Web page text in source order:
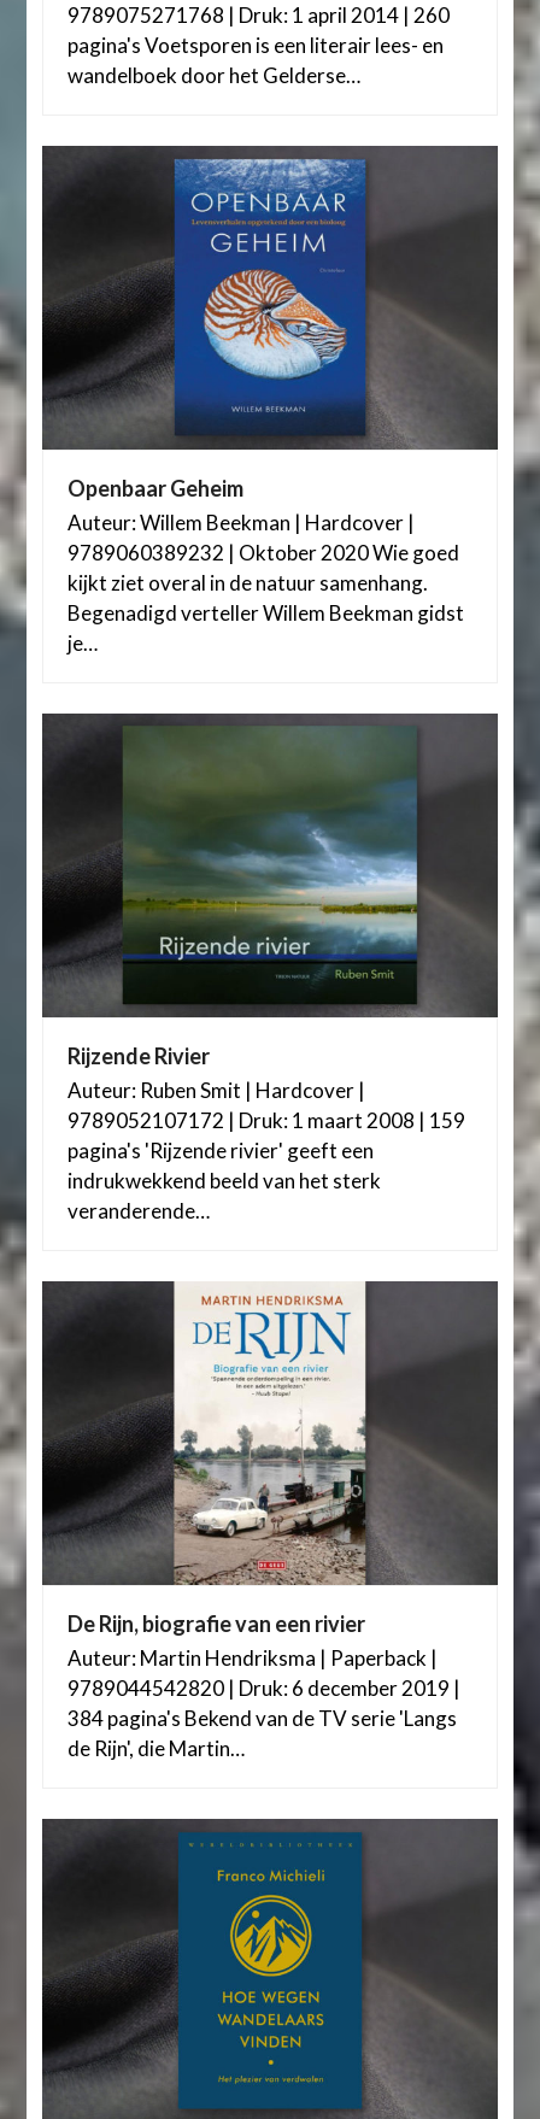
9789075271768 | Druk: 1 april 2014 | 260
pagina's Voetsporen is een literair lees- en
wandelboek door het Gelderse…
Openbaar Geheim
Auteur: Willem Beekman | Hardcover |
9789060389232 | Oktober 2020 Wie goed
kijkt ziet overal in de natuur samenhang.
Begenadigd verteller Willem Beekman gidst
je…
Rijzende Rivier
Auteur: Ruben Smit | Hardcover |
9789052107172 | Druk: 1 maart 2008 | 159
pagina's 'Rijzende rivier' geeft een
indrukwekkend beeld van het sterk
veranderende…
De Rijn, biografie van een rivier
Auteur: Martin Hendriksma | Paperback |
9789044542820 | Druk: 6 december 2019 |
384 pagina's Bekend van de TV serie 'Langs
de Rijn', die Martin…